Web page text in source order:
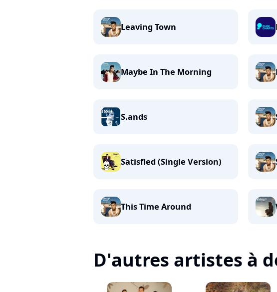
Leaving Town
Maybe In The Morning
S.ands
Satisfied (Single Version)
This Time Around
D'autres artistes à